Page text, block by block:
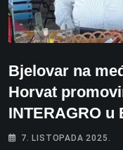
Bjelovar na
Horvat
INTERAGRO u
7. LISTOPADA 2025.